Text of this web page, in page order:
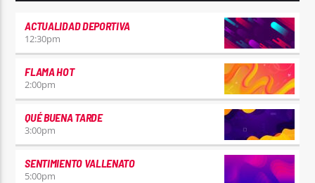
ACTUALIDAD DEPORTIVA
12:30pm
FLAMA HOT
2:00pm
QUÉ BUENA TARDE
3:00pm
SENTIMIENTO VALLENATO
5:00pm